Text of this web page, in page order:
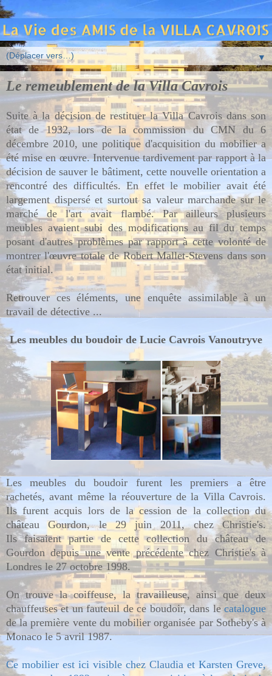
▼
Le remeublement de la Villa Cavrois
Suite à la décision de restituer la Villa Cavrois dans son
état de 1932, lors de la commission du CMN du 6
décembre 2010, une politique d'acquisition du mobilier a
été mise en œuvre. Intervenue tardivement par rapport à la
décision de sauver le bâtiment, cette nouvelle orientation a
rencontré des difficultés. En effet le mobilier avait été
largement dispersé et surtout sa valeur marchande sur le
marché de l'art avait flambé. Par ailleurs plusieurs
meubles avaient subi des modifications au fil du temps
posant d'autres problèmes par rapport à cette volonté de
montrer l'œuvre totale de Robert Mallet-Stevens dans son
état initial.
Retrouver ces éléments, une enquête assimilable à un
travail de détective ...
Les meubles du boudoir de Lucie Cavrois Vanoutryve
Les meubles du boudoir furent les premiers a être
rachetés, avant même la réouverture de la Villa Cavrois.
Ils furent acquis lors de la cession de la collection du
château Gourdon,le 29 juin 2011, chez Christie's.
Ilsfaisaient partie de cette collection du château de
Gourdon depuis une vente précédente chez Christie's à
Londres le 27 octobre 1998.
On trouve la coiffeuse, la travailleuse, ainsi que deux
chauffeuses et un fauteuil de ce boudoir, dans lecatalogue
de la première vente du mobilier organisée par Sotheby's à
Monaco le 5 avril 1987.
Ce mobilier est ici visible chez Claudia et Karsten Greve,